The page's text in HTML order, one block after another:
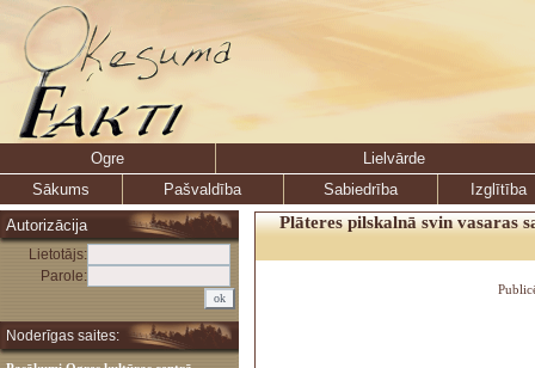
Ogre
Lielvārde
Sākums
Pašvaldība Sabiedrība
Izglītība
Autorizācija
Lietotājs:
Parole:
Noderīgas saites:
Plāteres pilskalnā svin vasaras